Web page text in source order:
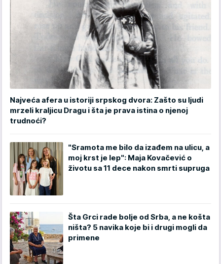
Najveća afera u istoriji srpskog dvora: Zašto su ljudi
mrzeli kraljicu Dragu i šta je prava istina o njenoj
trudnoći?
"Sramota me bilo da izađem na ulicu, a
moj krst je lep": Maja Kovačević o
životu sa 11 dece nakon smrti supruga
Šta Grci rade bolje od Srba, a ne košta
ništa? 5 navika koje bi i drugi mogli da
primene